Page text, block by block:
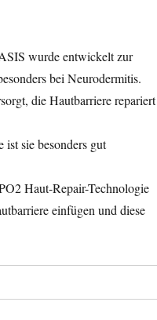
wurde entwickelt zur
bei Neurodermitis.
die Hautbarriere repariert
sie besonders gut
Haut-Repair-Technologie
einfügen und diese